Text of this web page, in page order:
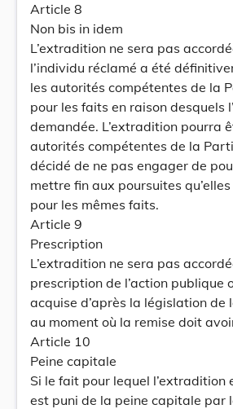
Article 8
Non bis in idem
L’extradition ne sera pas
l’individu réclamé a été
les autorités compétentes de la
pour les faits en raison desquels
demandée. L’extradition pourra
autorités compétentes de la
décidé de ne pas engager de
mettre fin aux poursuites
pour les mêmes faits.
Article 9
Prescription
L’extradition ne sera pas
prescription de l’action publique
acquise d’après la législation de
au moment où la remise doit
Article 10
Peine capitale
Si le fait pour lequel l’extradition
est puni de la peine capitale par